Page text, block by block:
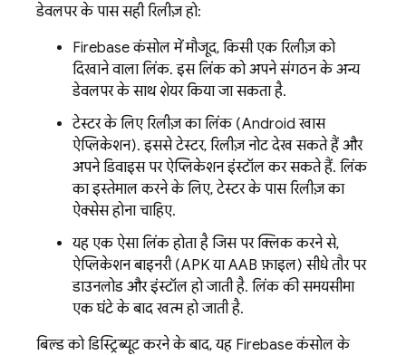
डेवलपर के पास सही रिलीज़ हो:
Firebaseकंसोल में मौजूद, किसी एक रिलीज़ को
दिखाने वाला लिंक. इस लिंक को अपने संगठन के अन्य
डेवलपर के साथ शेयर किया जा सकता है.
टेस्टर के लिए रिलीज़ का लिंक (Android खास
ऐप्लिकेशन). इससे टेस्टर, रिलीज़ नोट देख सकते हैं और
अपने डिवाइस पर ऐप्लिकेशन इंस्टॉल कर सकते हैं. लिंक
का इस्तेमाल करने के लिए, टेस्टर के पास रिलीज़ का
ऐक्सेस होना चाहिए.
यह एक ऐसा लिंक होता है जिस पर क्लिक करने से,
ऐप्लिकेशन बाइनरी (APK या AAB फ़ाइल) सीधे तौर पर
डाउनलोड और इंस्टॉल हो जाती है. लिंक की समयसीमा
एक घंटे के बाद खत्म हो जाती है.
बिल्ड को डिस्ट्रिब्यूट करने के बाद, यह Firebaseकंसोल के